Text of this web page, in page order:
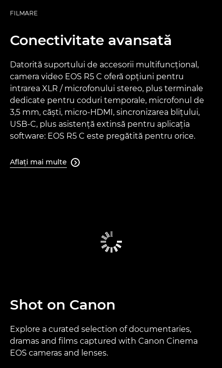
FILMARE
Conectivitate avansată
Datorită suportului de accesorii multifuncţional,
camera video EOS R5 C oferă opţiuni pentru
intrarea XLR / microfonului stereo, plus terminale
dedicate pentru coduri temporale, microfonul de
3,5 mm, căşti, micro-HDMI, sincronizarea bliţului,
USB-C, plus asistenţă extinsă pentru aplicaţia
software: EOS R5 C este pregătită pentru orice.
Aflaţi mai multe 
Shot on Canon
Explore a curated selection of documentaries,
dramas and films captured with Canon Cinema
EOS cameras and lenses.